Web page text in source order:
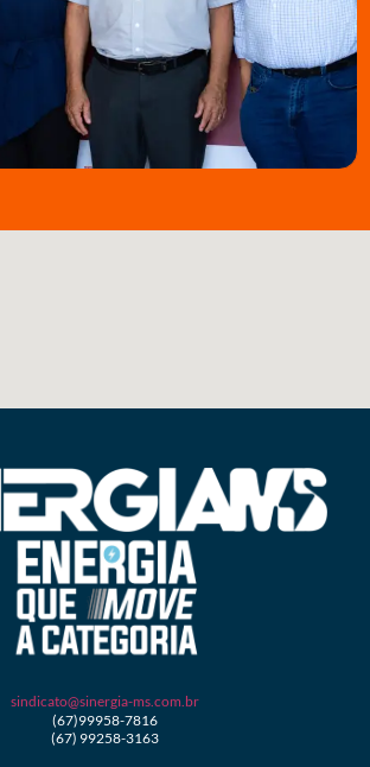
sindicato@sinergia-ms.com.br
(67)99958-7816
(67) 99258-3163